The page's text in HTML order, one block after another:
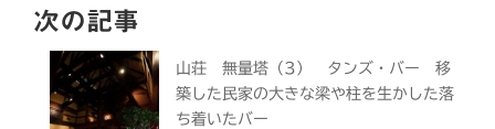
次の記事
山荘 無量塔（3） タンズ・バー 移
築した民家の大きな梁や柱を生かした落
ち着いたバー